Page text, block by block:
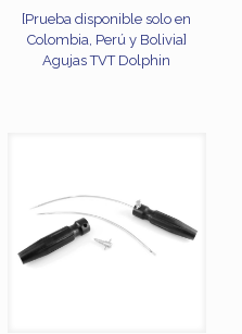
[Prueba disponible solo en
Colombia, Perú y Bolivia]
Agujas TVT Dolphin